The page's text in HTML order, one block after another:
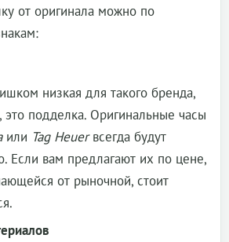
от оригинала можно по
низкая для такого бренда,
это подделка. Оригинальные часы
или Tag Heuerвсегда будут
Если вам предлагают их по цене,
от рыночной, стоит